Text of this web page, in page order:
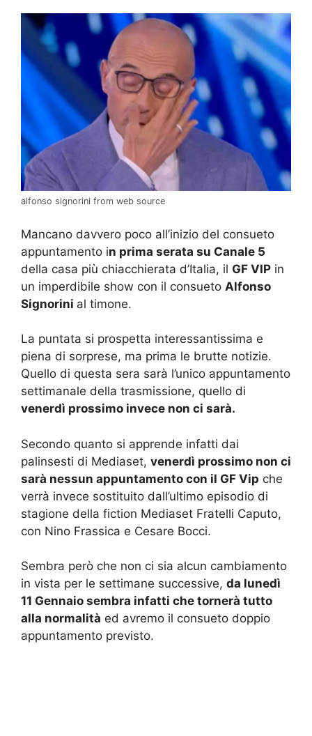
alfonso signorini from web source
Mancano davvero poco all’inizio del consueto
appuntamento in prima serata su Canale 5
della casa più chiacchierata d’Italia, il GF VIP in
un imperdibile show con il consueto Alfonso
Signorini al timone.
La puntata si prospetta interessantissima e
piena di sorprese, ma prima le brutte notizie.
Quello di questa sera sarà l’unico appuntamento
settimanale della trasmissione, quello di
venerdì prossimo invece non ci sarà.
Secondo quanto si apprende infatti dai
palinsesti di Mediaset, venerdì prossimo non ci
sarà nessun appuntamento con il GF Vip che
verrà invece sostituito dall’ultimo episodio di
stagione della fiction Mediaset Fratelli Caputo,
con Nino Frassica e Cesare Bocci.
Sembra però che non ci sia alcun cambiamento
in vista per le settimane successive, da lunedì
11 Gennaio sembra infatti che tornerà tutto
alla normalità ed avremo il consueto doppio
appuntamento previsto.